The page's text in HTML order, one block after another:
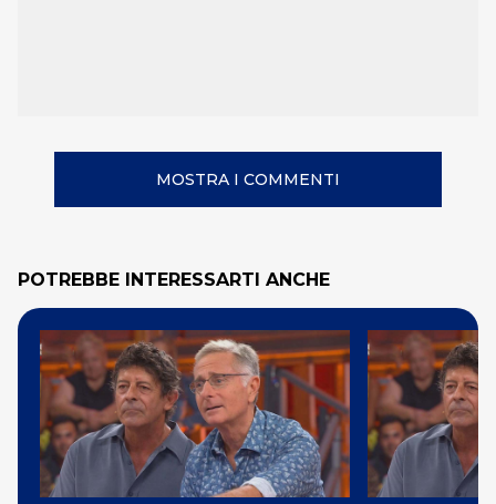
MOSTRA I COMMENTI
POTREBBE INTERESSARTI ANCHE